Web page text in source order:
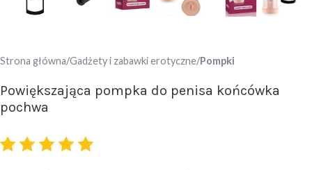
Strona główna Gadżety i zabawki erotyczne Pompki
Powiększająca pompka do penisa końcówka
pochwa